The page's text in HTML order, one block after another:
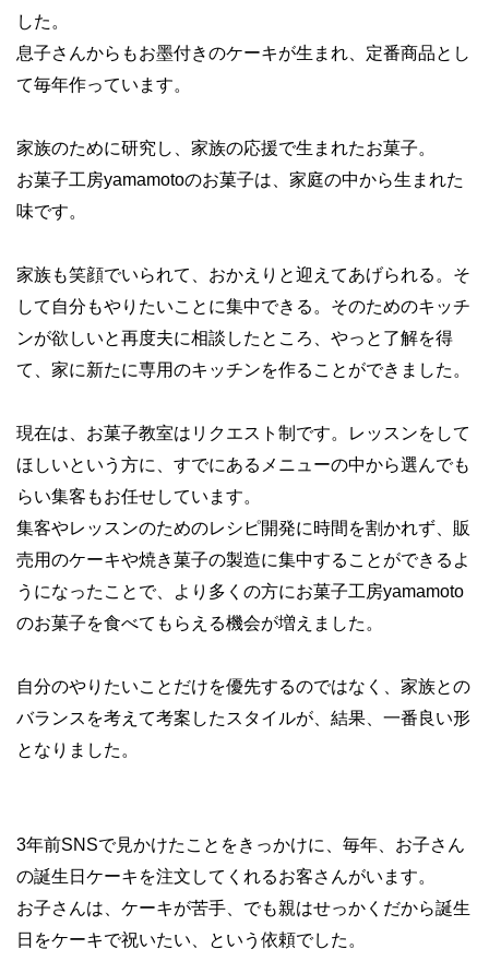
した。
息子さんからもお墨付きのケーキが生まれ、定番商品とし
て毎年作っています。
家族のために研究し、家族の応援で生まれたお菓子。
お菓子工房yamamotoのお菓子は、家庭の中から生まれた
味です。
家族も笑顔でいられて、おかえりと迎えてあげられる。そ
して自分もやりたいことに集中できる。そのためのキッチ
ンが欲しいと再度夫に相談したところ、やっと了解を得
て、家に新たに専用のキッチンを作ることができました。
現在は、お菓子教室はリクエスト制です。レッスンをして
ほしいという方に、すでにあるメニューの中から選んでも
らい集客もお任せしています。
集客やレッスンのためのレシピ開発に時間を割かれず、販
売用のケーキや焼き菓子の製造に集中することができるよ
うになったことで、より多くの方にお菓子工房yamamoto
のお菓子を食べてもらえる機会が増えました。
自分のやりたいことだけを優先するのではなく、家族との
バランスを考えて考案したスタイルが、結果、一番良い形
となりました。
3年前SNSで見かけたことをきっかけに、毎年、お子さん
の誕生日ケーキを注文してくれるお客さんがいます。
お子さんは、ケーキが苦手、でも親はせっかくだから誕生
日をケーキで祝いたい、という依頼でした。